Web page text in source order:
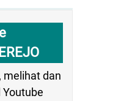
melihat dan
Youtube